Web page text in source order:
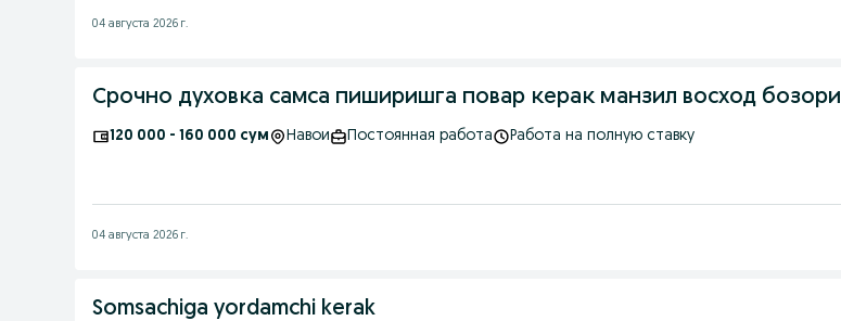
04 августа 2026 г.
Срочно духовка самса пиширишга повар керак манзил восход бозори
120 000 - 160 000 сум Навои Постоянная работа Работа на полную ставку
04 августа 2026 г.
Somsachiga yordamchi kerak